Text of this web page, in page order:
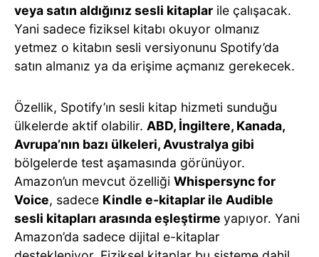
veya satın aldığınız sesli kitaplar ile çalışacak.
Yani sadece fiziksel kitabı okuyor olmanız
yetmez o kitabın sesli versiyonunu Spotify’da
satın almanız ya da erişime açmanız gerekecek.
Özellik, Spotify’ın sesli kitap hizmeti sunduğu
ülkelerde aktif olabilir. ABD, İngiltere, Kanada,
Avrupa’nın bazı ülkeleri, Avustralya gibi
bölgelerde test aşamasında görünüyor.
Amazon’un mevcut özelliği Whispersync for
Voice, sadece Kindle e-kitaplar ile Audible
sesli kitapları arasında eşleştirme yapıyor. Yani
Amazon’da sadece dijital e-kitaplar